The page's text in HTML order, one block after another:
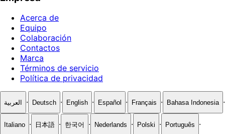
Acerca de
Equipo
Colaboración
Contactos
Marca
Términos de servicio
Política de privacidad
العربية · Deutsch · English · Español · Français · Bahasa Indonesia ·
Italiano · 日本語 · 한국어 · Nederlands · Polski · Português ·